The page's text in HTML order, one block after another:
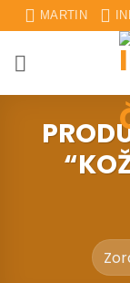
Skip
to
content
MARTIN